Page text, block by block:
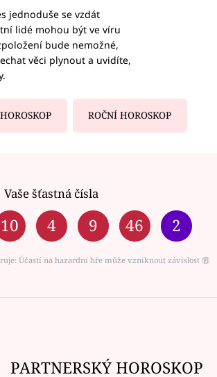
jednoduše se vzdát
lidé mohou být ve víru
bude nemožné,
věci plynout a uvidíte,
ROČNÍ HOROSKOP
Vaše šťastná čísla
10 4 9 46 2
Účastí na hazardní hře může vzniknout závislost ⑱
PARTNERSKÝ HOROSKOP